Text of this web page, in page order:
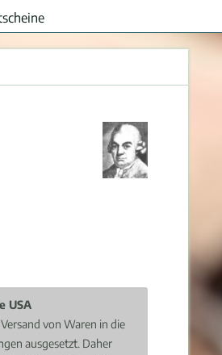
USA
von Waren in die
ausgesetzt. Daher